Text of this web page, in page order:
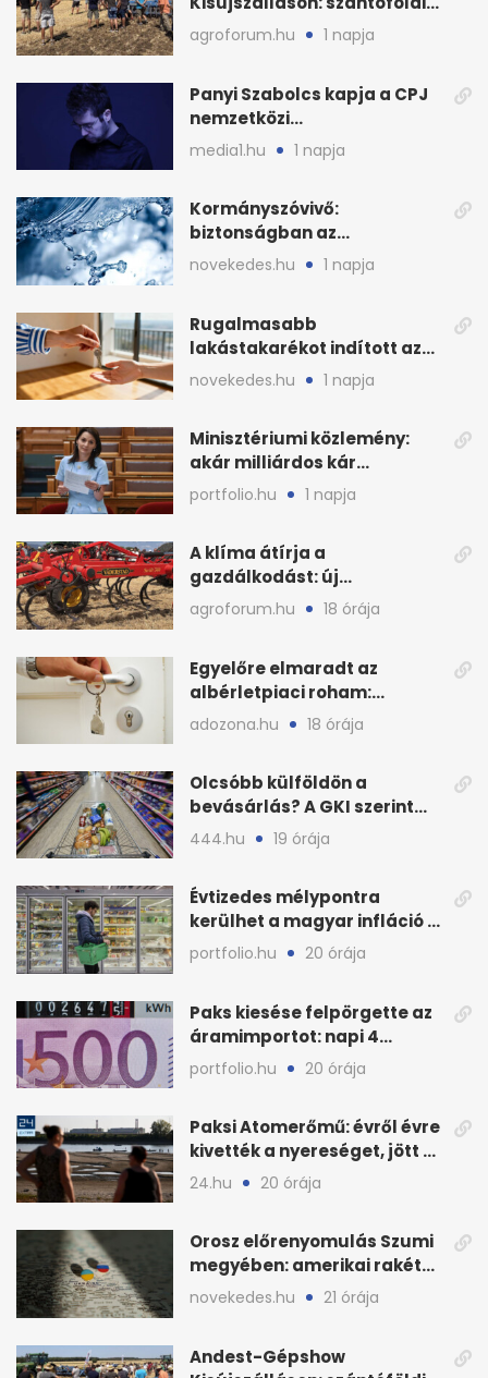
bemutató 2026. augusztus
12-én
agroforum.hu 1 napja
Panyi Szabolcs kapja a CPJ
nemzetközi
sajtószabadság-díját
media1.hu 1 napja
Kormányszóvivő:
biztonságban az
ivóvízkészlet, nincs
stratégiai vízhiány
novekedes.hu 1 napja
Rugalmasabb
lakástakarékot indított az
OTP: két köztes kilépéssel
novekedes.hu 1 napja
Minisztériumi közlemény:
akár milliárdos kár
fenyegette Budapest fáit
portfolio.hu 1 napja
A klíma átírja a
gazdálkodást: új
megoldásokat keres a
mezőgazdaság
agroforum.hu 18 órája
Egyelőre elmaradt az
albérletpiaci roham:
ennyibe kerülnek a kiadó
adozona.hu 18 órája
Olcsóbb külföldön a
bevásárlás? A GKI szerint
zárkózott a magyar árszint
444.hu 19 órája
Évtizedes mélypontra
kerülhet a magyar infláció a
KSH új adata szerint
portfolio.hu 20 órája
Paks kiesése felpörgette az
áramimportot: napi 4
milliárd forintos számla
portfolio.hu 20 órája
Paksi Atomerőmű: évről évre
kivették a nyereséget, jött a
baj
24.hu 20 órája
Orosz előrenyomulás Szumi
megyében: amerikai rakéták
is zsákmányként
novekedes.hu 21 órája
Andest-Gépshow